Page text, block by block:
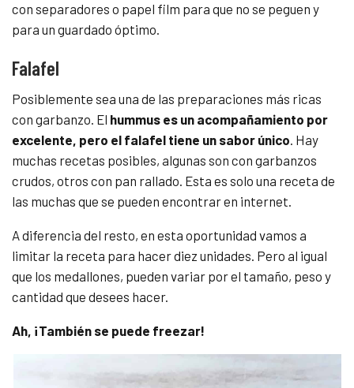
con separadores o papel film para que no se peguen y
para un guardado óptimo.
Falafel
Posiblemente sea una de las preparaciones más ricas
con garbanzo. El hummus es un acompañamiento por
excelente, pero el falafel tiene un sabor único. Hay
muchas recetas posibles, algunas son con garbanzos
crudos, otros con pan rallado. Esta es solo una receta de
las muchas que se pueden encontrar en internet.
A diferencia del resto, en esta oportunidad vamos a
limitar la receta para hacer diez unidades. Pero al igual
que los medallones, pueden variar por el tamaño, peso y
cantidad que desees hacer.
Ah, ¡También se puede freezar!